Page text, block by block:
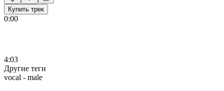
Купить трек
0:00
4:03
Другие теги
vocal - male